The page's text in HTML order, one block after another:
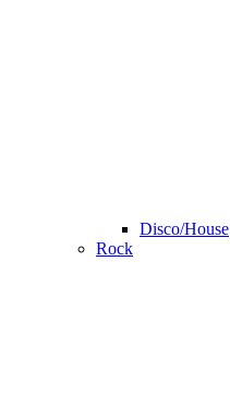
Disco/House
Rock